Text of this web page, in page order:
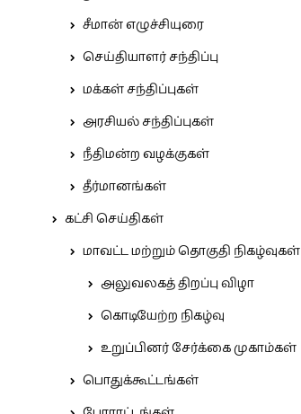
சீமான் எழுச்சியுரை
செய்தியாளர் சந்திப்பு
மக்கள் சந்திப்புகள்
அரசியல் சந்திப்புகள்
நீதிமன்ற வழக்குகள்
தீர்மானங்கள்
கட்சி செய்திகள்
மாவட்ட மற்றும் தொகுதி நிகழ்வுகள்
அலுவலகத் திறப்பு விழா
கொடியேற்ற நிகழ்வு
உறுப்பினர் சேர்க்கை முகாம்கள்
பொதுக்கூட்டங்கள்